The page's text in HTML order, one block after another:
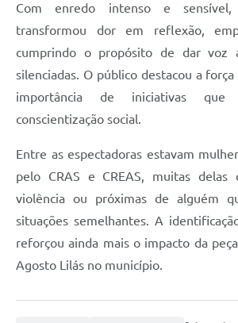
Com enredo intenso e sensível,
transformou dor em reflexão,
cumprindo o propósito de dar voz
silenciadas. O público destacou a
importância de iniciativas
conscientização social.
Entre as espectadoras estavam
pelo CRAS e CREAS, muitas delas
violência ou próximas de alguém
situações semelhantes. A
reforçou ainda mais o impacto da
Agosto Lilás no município.